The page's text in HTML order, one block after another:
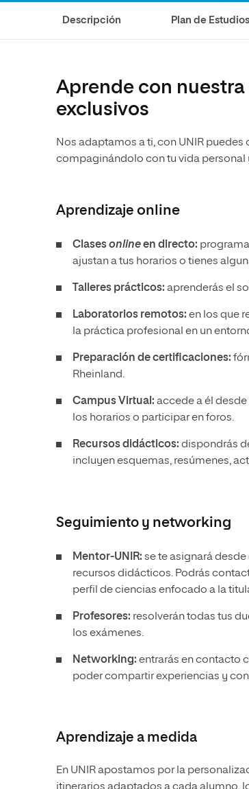
Música
Descripción Plan de Estudios
Aprende con
exclusivos
Nos adaptamos a ti, con UNIR
compaginándolo con tu vida personal
Aprendizaje online
Clasesonlineen directo:
ajustan a tus horarios o tienes
Talleres prácticos: aprenderás el
Laboratorios remotos: en los que
la práctica profesional en un
Preparación de certificaciones:
Rheinland.
Campus Virtual: accede a él
los horarios o participar en foros.
Recursos didácticos: dispondrás
incluyen esquemas, resúmenes,
Seguimiento y networking
Mentor-UNIR: se te asignará
recursos didácticos. Podrás
perfil de ciencias enfocado a la
Profesores: resolverán todas tus
los exámenes.
Networking: entrarás en contacto
poder compartir experiencias y
Aprendizaje a medida
En UNIR apostamos por la